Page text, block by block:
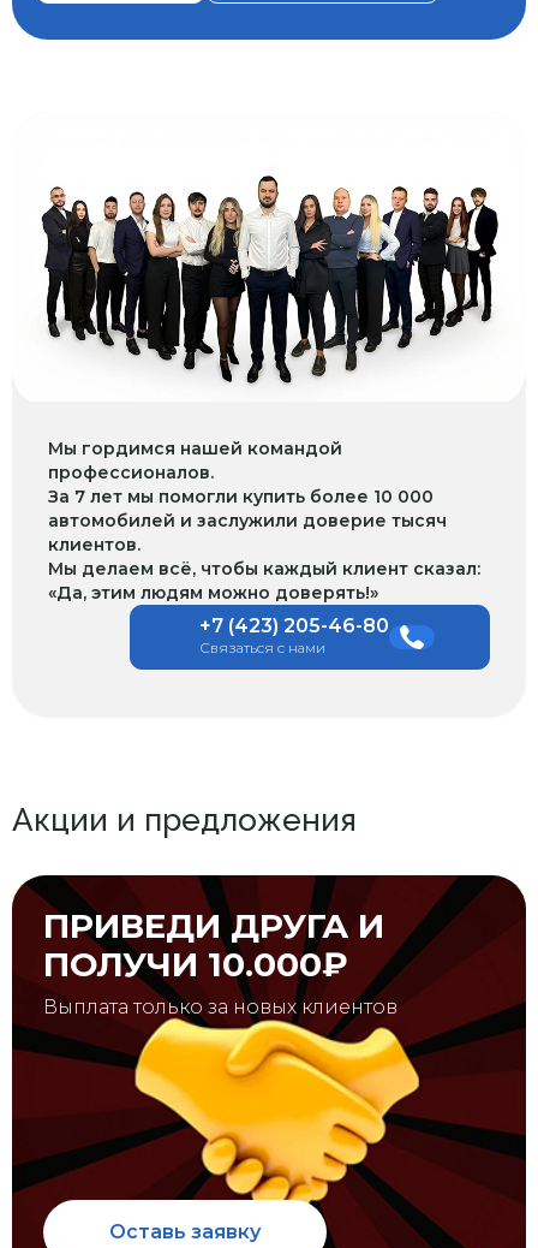
Мы гордимся нашей командой
профессионалов.
За 7 лет мы помогли купить более 10 000
автомобилей и заслужили доверие тысяч
клиентов.
Мы делаем всё, чтобы каждый клиент сказал:
«Да, этим людям можно доверять!»
+7 (423) 205-46-80
Связаться с нами
Акции и предложения
ПРИВЕДИ ДРУГА И
ПОЛУЧИ 10.000₽
Выплата только за новых клиентов
Оставь заявку